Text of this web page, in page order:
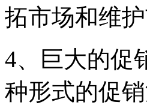
拓市场和维
4、巨大的促
种形式的促销